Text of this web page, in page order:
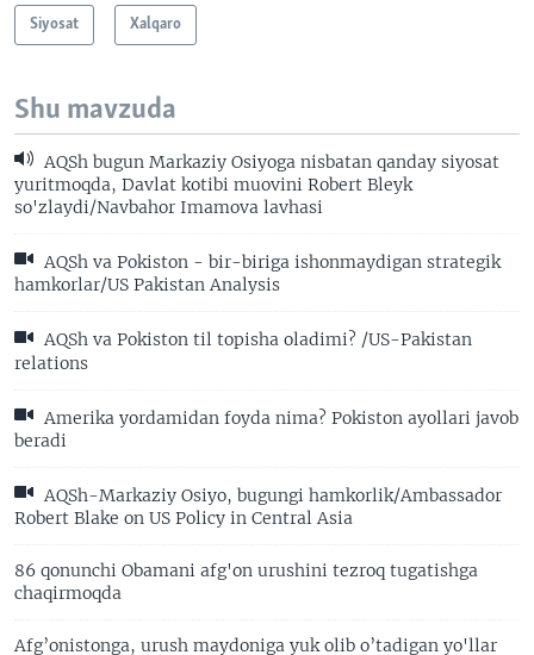
Siyosat Xalqaro
Shu mavzuda
AQSh bugun Markaziy Osiyoga nisbatan qanday siyosat
yuritmoqda, Davlat kotibi muovini Robert Bleyk
so'zlaydi/Navbahor Imamova lavhasi
AQSh va Pokiston - bir-biriga ishonmaydigan strategik
hamkorlar/US Pakistan Analysis
AQSh va Pokiston til topisha oladimi? /US-Pakistan
relations
Amerika yordamidan foyda nima? Pokiston ayollari javob
beradi
AQSh-Markaziy Osiyo, bugungi hamkorlik/Ambassador
Robert Blake on US Policy in Central Asia
86 qonunchi Obamani afg'on urushini tezroq tugatishga
chaqirmoqda
Afg’onistonga, urush maydoniga yuk olib o’tadigan yo'llar